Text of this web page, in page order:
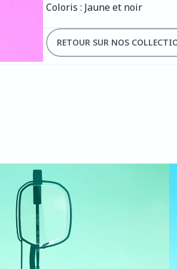
Coloris : Jaune et noir
RETOUR SUR NOS